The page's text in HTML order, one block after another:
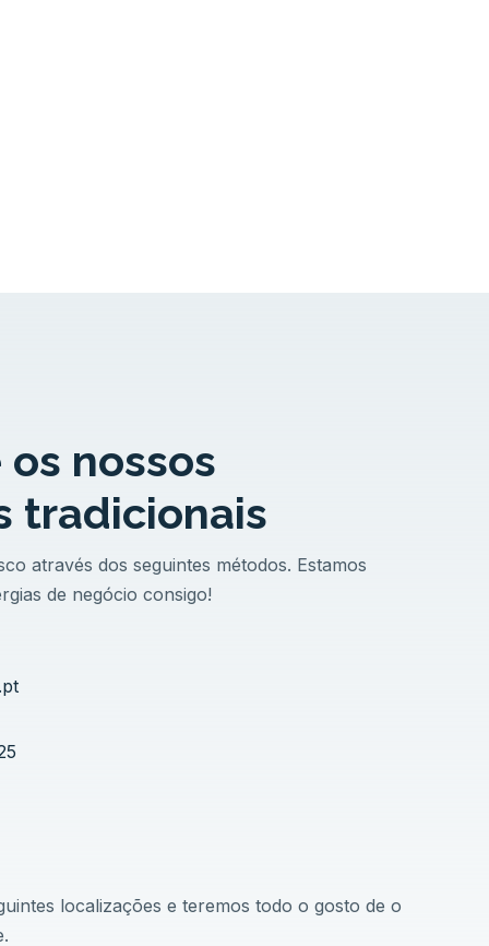
nossos
tradicionais
através dos seguintes métodos. Estamos
de negócio consigo!
localizações e teremos todo o gosto de o